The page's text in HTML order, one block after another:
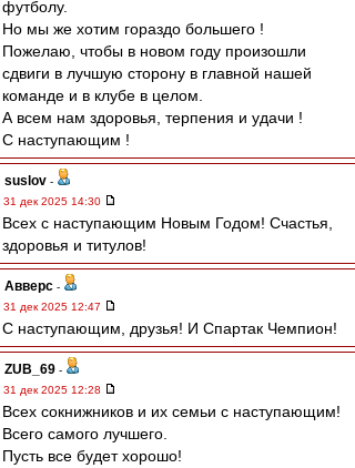
футболу.
Но мы же хотим гораздо большего !
Пожелаю, чтобы в новом году произошли
сдвиги в лучшую сторону в главной нашей
команде и в клубе в целом.
А всем нам здоровья, терпения и удачи !
С наступающим !
suslov -
31 дек 2025 14:30
Всех с наступающим Новым Годом! Счастья,
здоровья и титулов!
Авверс -
31 дек 2025 12:47
С наступающим, друзья! И Спартак Чемпион!
ZUB_69 -
31 дек 2025 12:28
Всех сокнижников и их семьи с наступающим!
Всего самого лучшего.
Пусть все будет хорошо!